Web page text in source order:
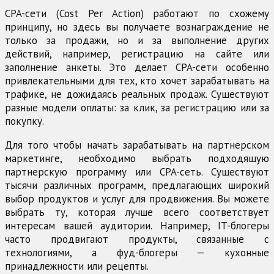
CPA-сети (Cost Per Action) работают по схожему
принципу, но здесь вы получаете вознаграждение не
только за продажи, но и за выполнение других
действий, например, регистрацию на сайте или
заполнение анкеты. Это делает CPA-сети особенно
привлекательными для тех, кто хочет зарабатывать на
трафике, не дожидаясь реальных продаж. Существуют
разные модели оплаты: за клик, за регистрацию или за
покупку.
Для того чтобы начать зарабатывать на партнерском
маркетинге, необходимо выбрать подходящую
партнерскую программу или CPA-сеть. Существуют
тысячи различных программ, предлагающих широкий
выбор продуктов и услуг для продвижения. Вы можете
выбрать ту, которая лучше всего соответствует
интересам вашей аудитории. Например, IT-блогеры
часто продвигают продукты, связанные с
технологиями, а фуд-блогеры — кухонные
принадлежности или рецепты.